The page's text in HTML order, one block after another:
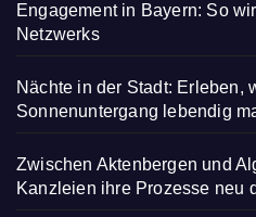
Engagement in Bayern: So
Netzwerks
Nächte in der Stadt: Erleben,
Sonnenuntergang lebendig
Zwischen Aktenbergen und
Kanzleien ihre Prozesse neu